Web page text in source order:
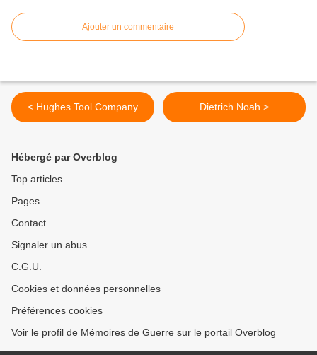
Ajouter un commentaire
< Hughes Tool Company Dietrich Noah >
Hébergé par Overblog
Top articles
Pages
Contact
Signaler un abus
C.G.U.
Cookies et données personnelles
Préférences cookies
Voir le profil de Mémoires de Guerre sur le portail Overblog